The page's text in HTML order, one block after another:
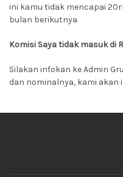
ini kamu tidak mencapai
bulan berikutnya
Komisi Saya tidak masuk di
Silakan infokan ke Admin
dan nominalnya, kami akan